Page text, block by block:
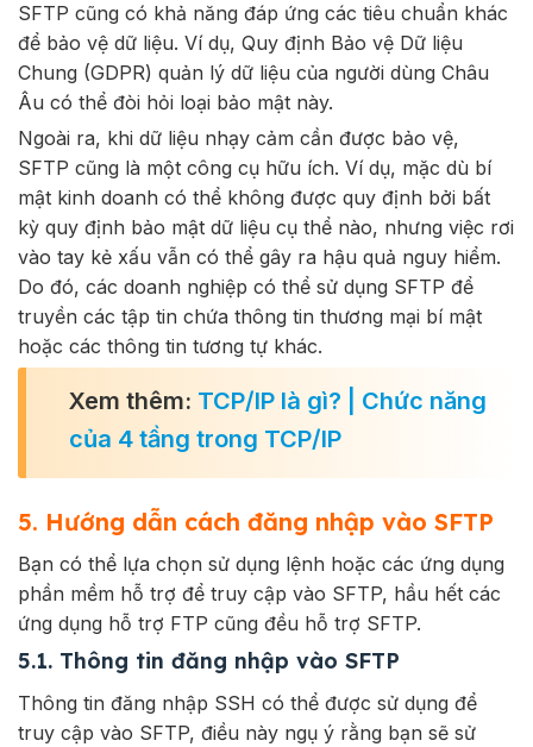
SFTP cũng có khả năng đáp ứng các tiêu chuẩn khác
để bảo vệ dữ liệu. Ví dụ, Quy định Bảo vệ Dữ liệu
Chung (GDPR) quản lý dữ liệu của người dùng Châu
Âu có thể đòi hỏi loại bảo mật này.
Ngoài ra, khi dữ liệu nhạy cảm cần được bảo vệ,
SFTP cũng là một công cụ hữu ích. Ví dụ, mặc dù bí
mật kinh doanh có thể không được quy định bởi bất
kỳ quy định bảo mật dữ liệu cụ thể nào, nhưng việc rơi
vào tay kẻ xấu vẫn có thể gây ra hậu quả nguy hiểm.
Do đó, các doanh nghiệp có thể sử dụng SFTP để
truyền các tập tin chứa thông tin thương mại bí mật
hoặc các thông tin tương tự khác.
Xem thêm: TCP/IP là gì? | Chức năng
của 4 tầng trong TCP/IP
5. Hướng dẫn cách đăng nhập vào SFTP
Bạn có thể lựa chọn sử dụng lệnh hoặc các ứng dụng
phần mềm hỗ trợ để truy cập vào SFTP, hầu hết các
ứng dụng hỗ trợ FTP cũng đều hỗ trợ SFTP.
5.1. Thông tin đăng nhập vào SFTP
Thông tin đăng nhập SSH có thể được sử dụng để
truy cập vào SFTP, điều này ngụ ý rằng bạn sẽ sử